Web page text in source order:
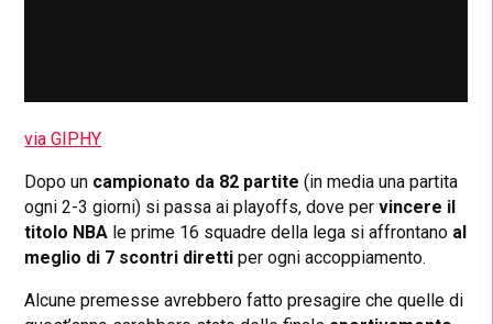
via GIPHY
Dopo un campionato da 82 partite (in media una partita
ogni 2-3 giorni) si passa ai playoffs, dove pervincere il
titolo NBA le prime 16 squadre della lega si affrontano al
meglio di 7 scontri diretti per ogni accoppiamento.
Alcune premesse avrebbero fatto presagire che quelle di